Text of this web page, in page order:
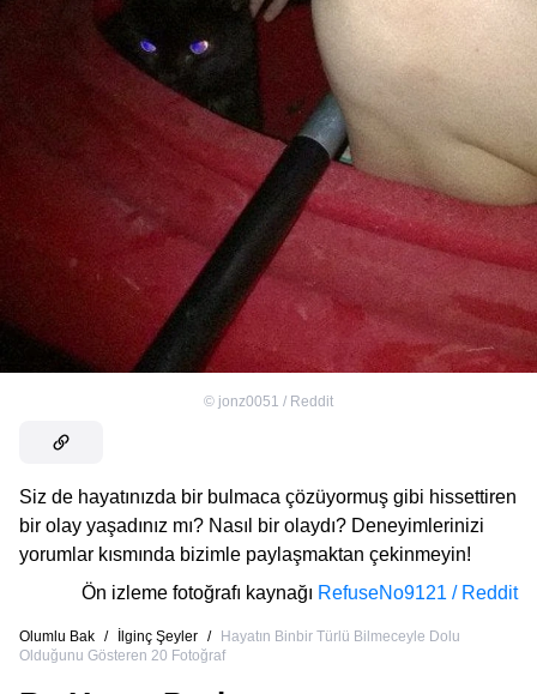
© jonz0051 / Reddit
Siz de hayatınızda bir bulmaca çözüyormuş gibi hissettiren
bir olay yaşadınız mı? Nasıl bir olaydı? Deneyimlerinizi
yorumlar kısmında bizimle paylaşmaktan çekinmeyin!
Ön izleme fotoğrafı kaynağı RefuseNo9121 / Reddit
Olumlu Bak / İlginç Şeyler /
Hayatın Binbir Türlü Bilmeceyle Dolu
Olduğunu Gösteren 20 Fotoğraf